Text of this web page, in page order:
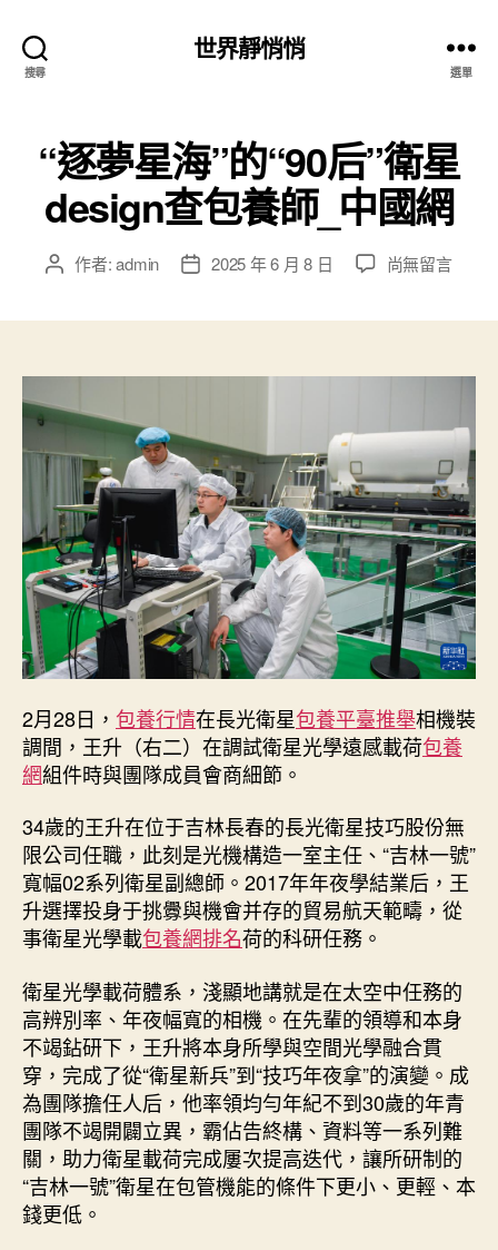
搜尋
世界靜悄悄
選單
“逐夢星海”的“90后”衛星
design查包養師_中國網
文 作者:admin
文 2025 年 6 月 8 日
在
后”
衛
星
design
查
包
養
師
_
中
國
中
尚無留言
2月28日， 包養行情在長光衛星包養平臺推舉相機裝
調間，王升（右二）在調試衛星光學遠感載荷包養
網組件時與團隊成員會商細節。
34歲的王升在位于吉林長春的長光衛星技巧股份無
限公司任職，此刻是光機構造一室主任、“吉林一號”
寬幅02系列衛星副總師。2017年年夜學結業后，王
升選擇投身于挑釁與機會并存的貿易航天範疇，從
事衛星光學載包養網排名荷的科研任務。
衛星光學載荷體系，淺顯地講就是在太空中任務的
高辨別率、年夜幅寬的相機。在先輩的領導和本身
不竭鉆研下，王升將本身所學與空間光學融合貫
穿，完成了從“衛星新兵”到“技巧年夜拿”的演變。成
為團隊擔任人后，他率領均勻年紀不到30歲的年青
團隊不竭開闢立異，霸佔告終構、資料等一系列難
關，助力衛星載荷完成屢次提高迭代，讓所研制的
“吉林一號”衛星在包管機能的條件下更小、更輕、本
錢更低。